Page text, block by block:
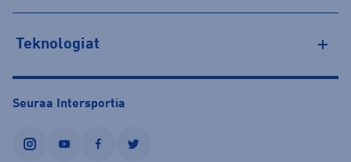
Teknologiat
Seuraa Intersportia
instagramyoutubefacebooktwitter